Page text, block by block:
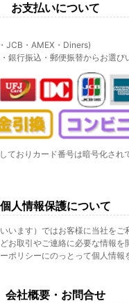
お支払いについて
JCB・AMEX・Diners)
銀行振込・郵便振替からお選び
ておりカード番号は暗号化され
個人情報保護について
います）ではお客様に当社を
お取引やご連絡に必要な情報
ポリシーにのっとって個人情報
会社概要・お問合せ